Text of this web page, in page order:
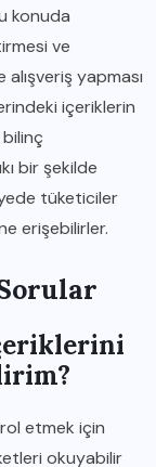
konuda
ve
yapması
içeriklerin
bir şekilde
tüketiciler
erişebilirler.
etmek için
okuyabilir